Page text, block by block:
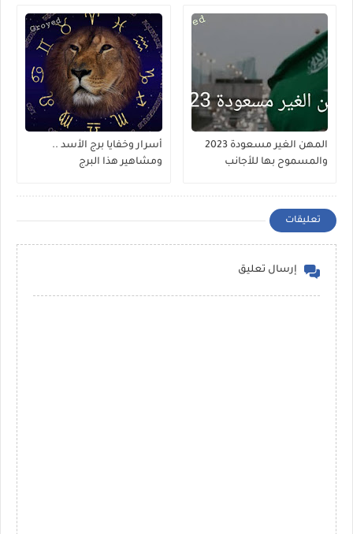
المهن الغير مسعودة 2023
والمسموح بها للأجانب
أسرار وخفايا برج الأسد ..
ومشاهير هذا البرج
تعليقات
إرسال تعليق